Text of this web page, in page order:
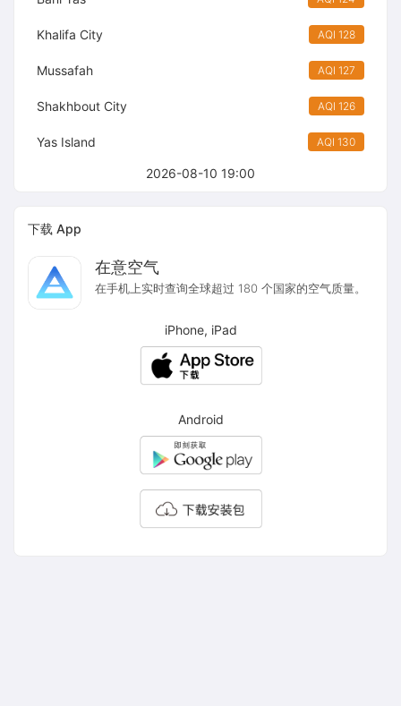
2026-08-10 19:00
Khalifa City AQI 128
Mussafah AQI 127
Shakhbout City AQI 126
Yas Island AQI 130
下载 App
在意空气
在手机上实时查询全球超过 180 个国家的空气质量。
iPhone, iPad
Android